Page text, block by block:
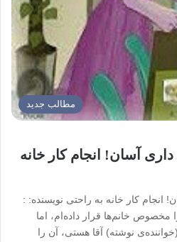
مطالب جدید
داری آسان! انجام کار خانه
انجام کار خانه به راحتی نویسنده: :
مخصوص خانم‌ها قرار داده‌ام، اما
نوشته) آقا هستی، آن را